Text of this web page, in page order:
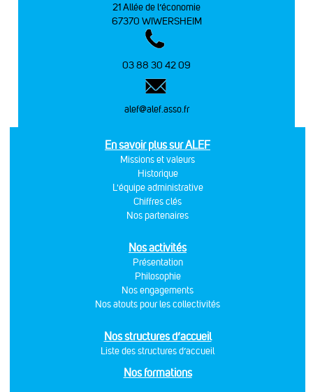
21 Allée de l’économie
67370 WIWERSHEIM
03 88 30 42 09
alef@alef.asso.fr
En savoir plus sur ALEF
Missions et valeurs
Historique
L'équipe administrative
Chiffres clés
Nos partenaires
Nos activités
Présentation
Philosophie
Nos engagements
Nos atouts pour les collectivités
Nos structures d’accueil
Liste des structures d’accueil
Nos formations